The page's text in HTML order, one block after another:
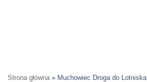
Strona główna » Muchowiec Droga do Lotniska